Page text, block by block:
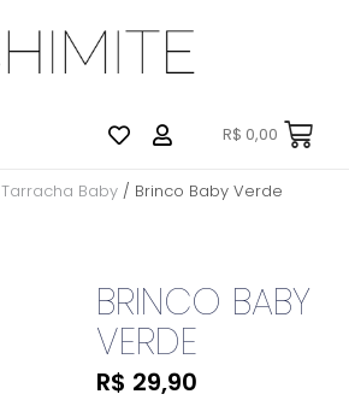
R$ 0,00
Tarracha Baby/ Brinco Baby Verde
BRINCO BABY
VERDE
R$ 29,90